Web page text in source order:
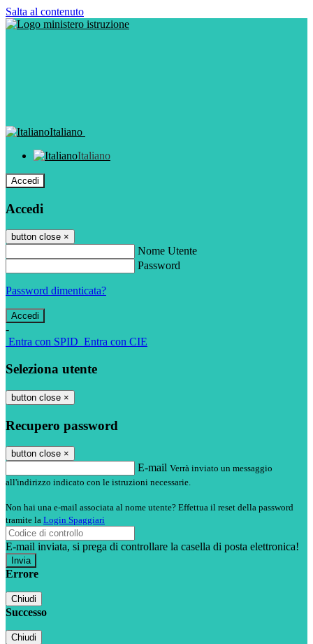
Salta al contenuto
Italiano
Italiano
Accedi
Accedi
button close ×
Nome Utente
Password
Password dimenticata?
-
Entra con SPID Entra con CIE
Seleziona utente
button close ×
Recupero password
button close ×
E-mail Verrà inviato un messaggio
all'indirizzo indicato con le istruzioni necessarie.
Non hai una e-mail associata al nome utente? Effettua il reset della password
tramite la Login Spaggiari
E-mail inviata, si prega di controllare la casella di posta elettronica!
Errore
Chiudi
Successo
Chiudi